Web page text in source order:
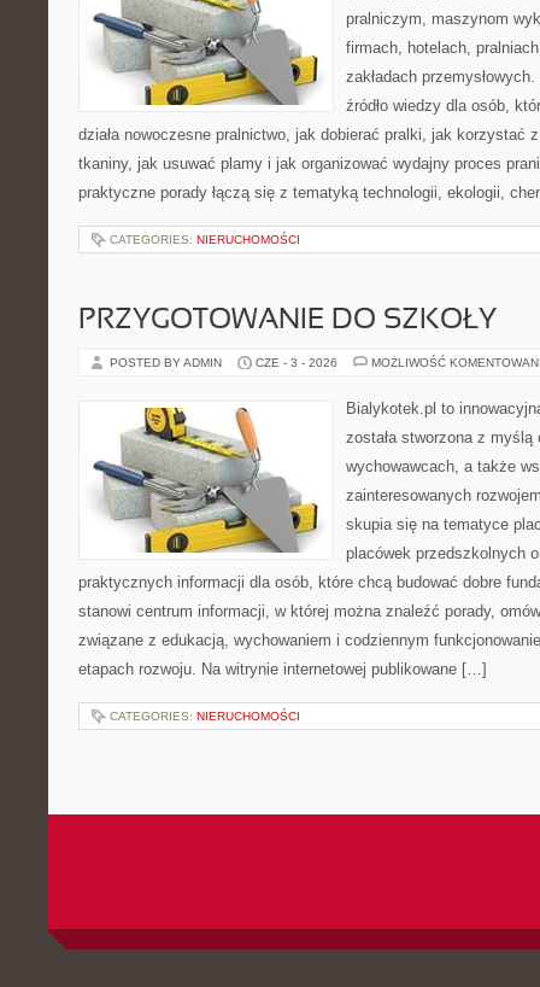
pralniczym, maszynom
firmach, hotelach,
zakładach
źródło wiedzy dla osób,
działa nowoczesne pralnictwo, jak dobierać pralki, jak korzystać
tkaniny, jak usuwać plamy i jak organizować wydajny proces
praktyczne porady łączą się z tematyką technologii, ekologii,
CATEGORIES: NIERUCHOMOŚCI
PRZYGOTOWANIE DO SZKOŁY
POSTED BY ADMIN CZE - 3 - 2026 MOŻLIWOŚĆ
Bialykotek.pl to
została stworzona z myślą
wychowawcach, a także
zainteresowanych
skupia się na tematyce
placówek przedszkolnych
praktycznych informacji dla osób, które chcą budować dobre
stanowi centrum informacji, w której można znaleźć porady,
związane z edukacją, wychowaniem i codziennym
etapach rozwoju. Na witrynie internetowej publikowane […]
CATEGORIES: NIERUCHOMOŚCI